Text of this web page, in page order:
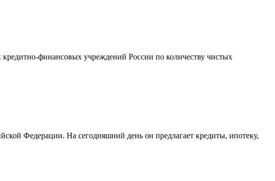
финансовых учреждений России по количеству чистых
Федерации. На сегодняшний день он предлагает кредиты, ипотеку,